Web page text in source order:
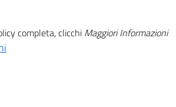
nel
della
completa, clicchi Maggiori Informazioni